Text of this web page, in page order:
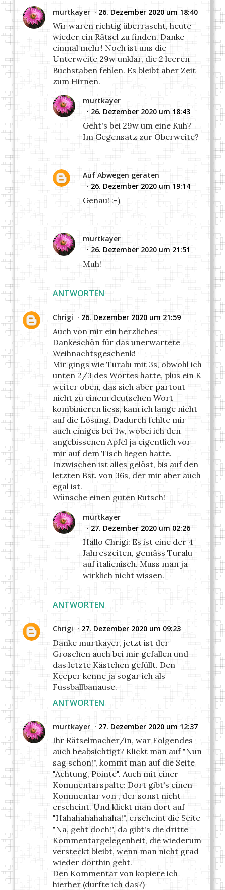
murtkayer 26. Dezember 2020 um 18:40
Wir waren richtig überrascht, heute
wieder ein Rätsel zu finden. Danke
einmal mehr! Noch ist uns die
Unterweite 29w unklar, die 2 leeren
Buchstaben fehlen. Es bleibt aber Zeit
zum Hirnen.
ANTWORTEN
murtkayer
26. Dezember 2020 um 18:43
Geht's bei 29w um eine Kuh?
Im Gegensatz zur Oberweite?
Auf Abwegen geraten
26. Dezember 2020 um 19:14
Genau! :-)
murtkayer
26. Dezember 2020 um 21:51
Muh!
Chrigi 26. Dezember 2020 um 21:59
Auch von mir ein herzliches
Dankeschön für das unerwartete
Weihnachtsgeschenk!
Mir gings wie Turalu mit 3s, obwohl ich
unten 2/3 des Wortes hatte, plus ein K
weiter oben, das sich aber partout
nicht zu einem deutschen Wort
kombinieren liess, kam ich lange nicht
auf die Lösung. Dadurch fehlte mir
auch einiges bei 1w, wobei ich den
angebissenen Apfel ja eigentlich vor
mir auf dem Tisch liegen hatte.
Inzwischen ist alles gelöst, bis auf den
letzten Bst. von 36s, der mir aber auch
egal ist.
Wünsche einen guten Rutsch!
ANTWORTEN
murtkayer
27. Dezember 2020 um 02:26
Hallo Chrigi: Es ist eine der 4
Jahreszeiten, gemäss Turalu
auf italienisch. Muss man ja
wirklich nicht wissen.
Chrigi 27. Dezember 2020 um 09:23
Danke murtkayer, jetzt ist der
Groschen auch bei mir gefallen und
das letzte Kästchen gefüllt. Den
Keeper kenne ja sogar ich als
Fussballbanause.
ANTWORTEN
murtkayer 27. Dezember 2020 um 12:37
Ihr Rätselmacher/in, war Folgendes
auch beabsichtigt? Klickt man auf "Nun
sag schon!", kommt man auf die Seite
"Achtung, Pointe". Auch mit einer
Kommentarspalte: Dort gibt's einen
Kommentar von , der sonst nicht
erscheint. Und klickt man dort auf
"Hahahahahahaha!", erscheint die Seite
"Na, geht doch!", da gibt's die dritte
Kommentargelegenheit, die wiederum
versteckt bleibt, wenn man nicht grad
wieder dorthin geht.
Den Kommentar von kopiere ich
hierher (durfte ich das?)